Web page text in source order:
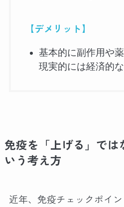
【デメリット】
基本的に副作用や
現実的には経済的
免疫を「上げる」では
いう考え方
近年、免疫チェックポイ